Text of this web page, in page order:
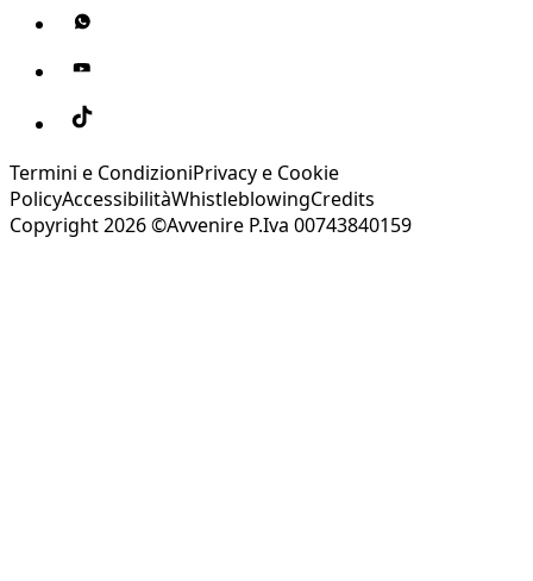
Termini e CondizioniPrivacy e Cookie
PolicyAccessibilitàWhistleblowingCredits
Copyright 2026 ©Avvenire P.Iva 00743840159